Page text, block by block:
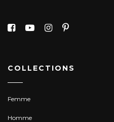
COLLECTIONS
Femme
Homme